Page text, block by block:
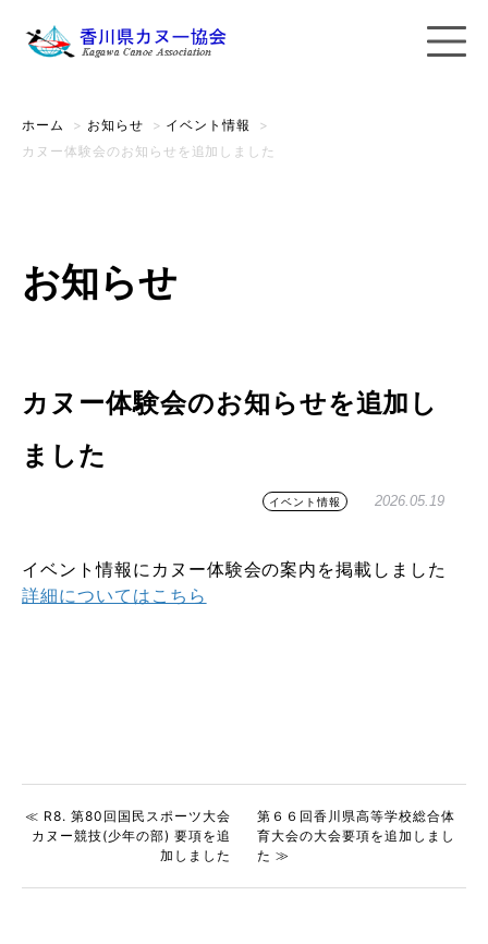
ホーム > お知らせ > イベント情報
>
カヌー体験会のお知らせを追加しました
お知らせ
カヌー体験会のお知らせを追加し
ました
イベント情報 2026.05.19
イベント情報にカヌー体験会の案内を掲載しました
詳細についてはこちら
≪ R8. 第80回国民スポーツ大会
カヌー競技(少年の部) 要項を追
加しました
第６６回香川県高等学校総合体
育大会の大会要項を追加しまし
た ≫